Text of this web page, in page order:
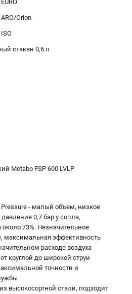
407-39-48
на сайте не является публичной
318-40-26
550-70-46
колл-центра:
- с 9:00 до 18:00
10:00 до 16:00
- выходной
Orion
стакан 0,6 л
Metabo FSP 600 LVLP
Pressure - малый объем, низкое
0,7 бар у сопла,
73%. Незначительное
максимальная эффективность
расходе воздуха
круглой до широкой струи
точности и
высокосортной стали, подходит